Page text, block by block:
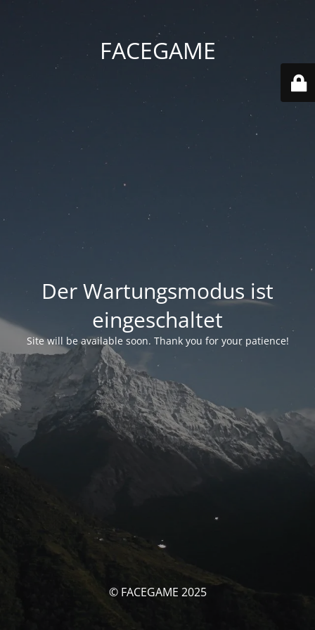
FACEGAME
Der Wartungsmodus ist
eingeschaltet
Site will be available soon. Thank you for your patience!
© FACEGAME 2025